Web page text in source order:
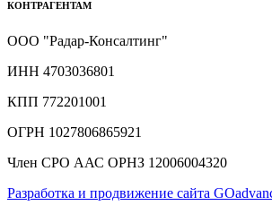
КОНТРАГЕНТАМ
ООО "Радар-Консалтинг"
ИНН 4703036801
КПП 772201001
ОГРН 1027806865921
Член СРО ААС ОРНЗ 12006004320
Разработка и продвижение сайта